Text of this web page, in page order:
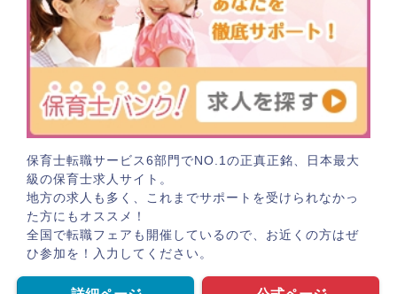
保育士転職サービス6部門でNO.1の正真正銘、日本最大
級の保育士求人サイト。
地方の求人も多く、これまでサポートを受けられなかっ
た方にもオススメ！
全国で転職フェアも開催しているので、お近くの方はぜ
ひ参加を！入力してください。